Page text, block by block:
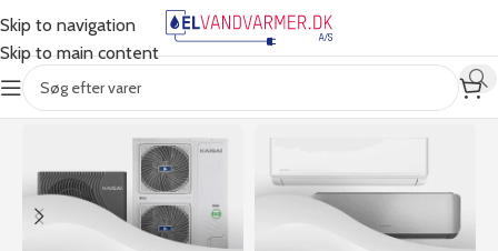
Skip to navigation
Skip to main content
Viser 2 resultaterALLE PRODUKTER